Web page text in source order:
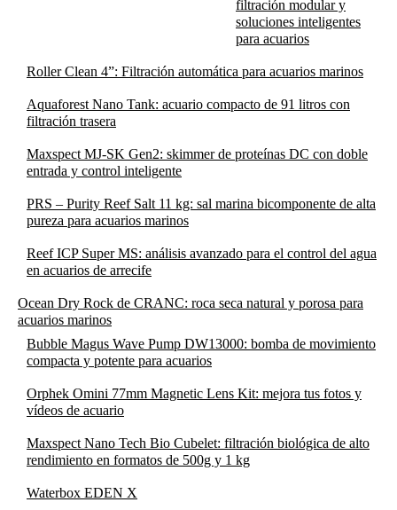
filtración modular y
soluciones inteligentes
para acuarios
Roller Clean 4”: Filtración automática para acuarios marinos
Aquaforest Nano Tank: acuario compacto de 91 litros con
filtración trasera
Maxspect MJ-SK Gen2: skimmer de proteínas DC con doble
entrada y control inteligente
PRS – Purity Reef Salt 11 kg: sal marina bicomponente de alta
pureza para acuarios marinos
Reef ICP Super MS: análisis avanzado para el control del agua
en acuarios de arrecife
Ocean Dry Rock de CRANC: roca seca natural y porosa para
acuarios marinos
Bubble Magus Wave Pump DW13000: bomba de movimiento
compacta y potente para acuarios
Orphek Omini 77mm Magnetic Lens Kit: mejora tus fotos y
vídeos de acuario
Maxspect Nano Tech Bio Cubelet: filtración biológica de alto
rendimiento en formatos de 500g y 1 kg
Waterbox EDEN X